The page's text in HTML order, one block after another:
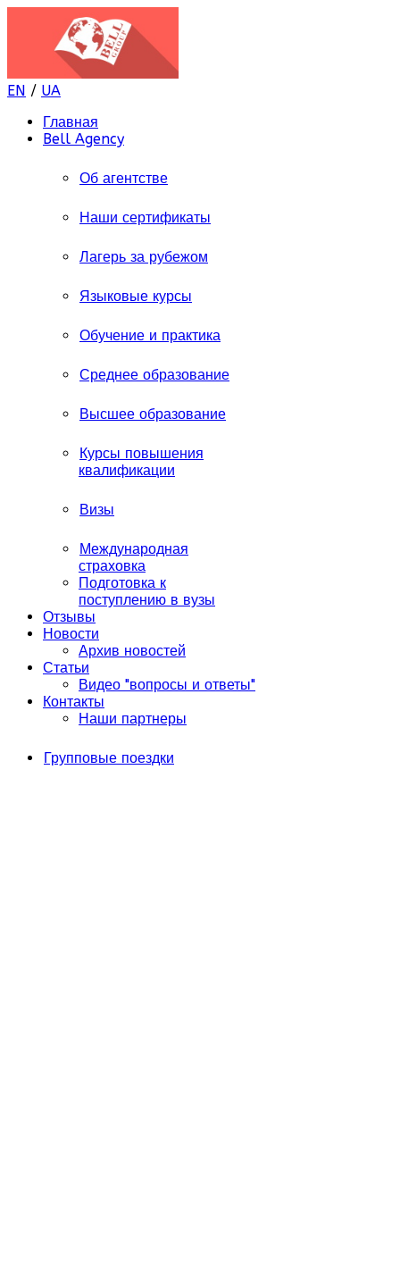
EN / UA
Главная
Bell Agency
Об агентстве
Наши сертификаты
Лагерь за рубежом
Языковые курсы
Обучение и практика
Среднее образование
Высшее образование
Курсы повышения
квалификации
Визы
Международная
страховка
Подготовка к
поступлению в вузы
Отзывы
Новости
Архив новостей
Статьи
Видео "вопросы и ответы"
Контакты
Наши партнеры
Групповые поездки